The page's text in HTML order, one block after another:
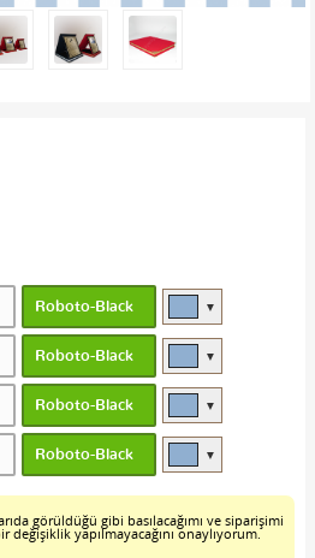
▼
▼
▼
▼
görüldüğü gibi basılacağımı ve siparişimi
yapılmayacağını onaylıyorum.